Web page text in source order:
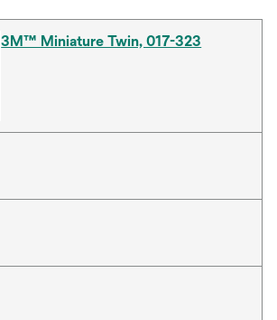
3M™ Miniature Twin, 017-323